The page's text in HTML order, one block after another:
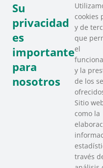
Su
privacidad
es
importante
para
nosotros
cookies
y de
que
el
y la
de los
Sitio
como la
través